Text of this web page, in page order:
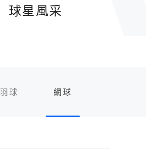
球星風采
羽球 網球